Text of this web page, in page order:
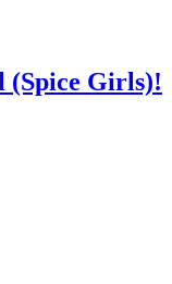
Girls)!